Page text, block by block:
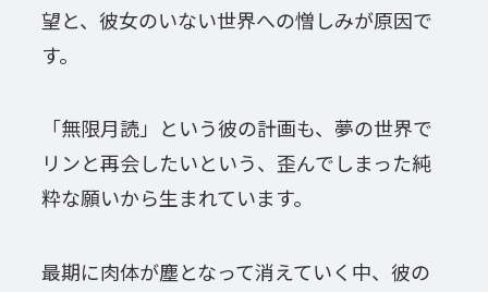
望と、彼女のいない世界への憎しみが原因で
す。
「無限月読」という彼の計画も、夢の世界で
リンと再会したいという、歪んでしまった純
粋な願いから生まれています。
最期に肉体が塵となって消えていく中、彼の